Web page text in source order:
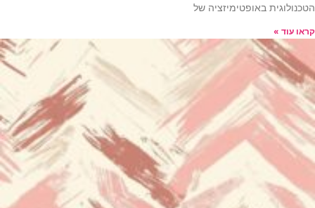
הטכנולוגית באופטימיזציה של
קראו עוד »